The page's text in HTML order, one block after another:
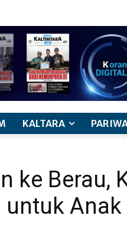
KALTARA
ke Berau,
untuk